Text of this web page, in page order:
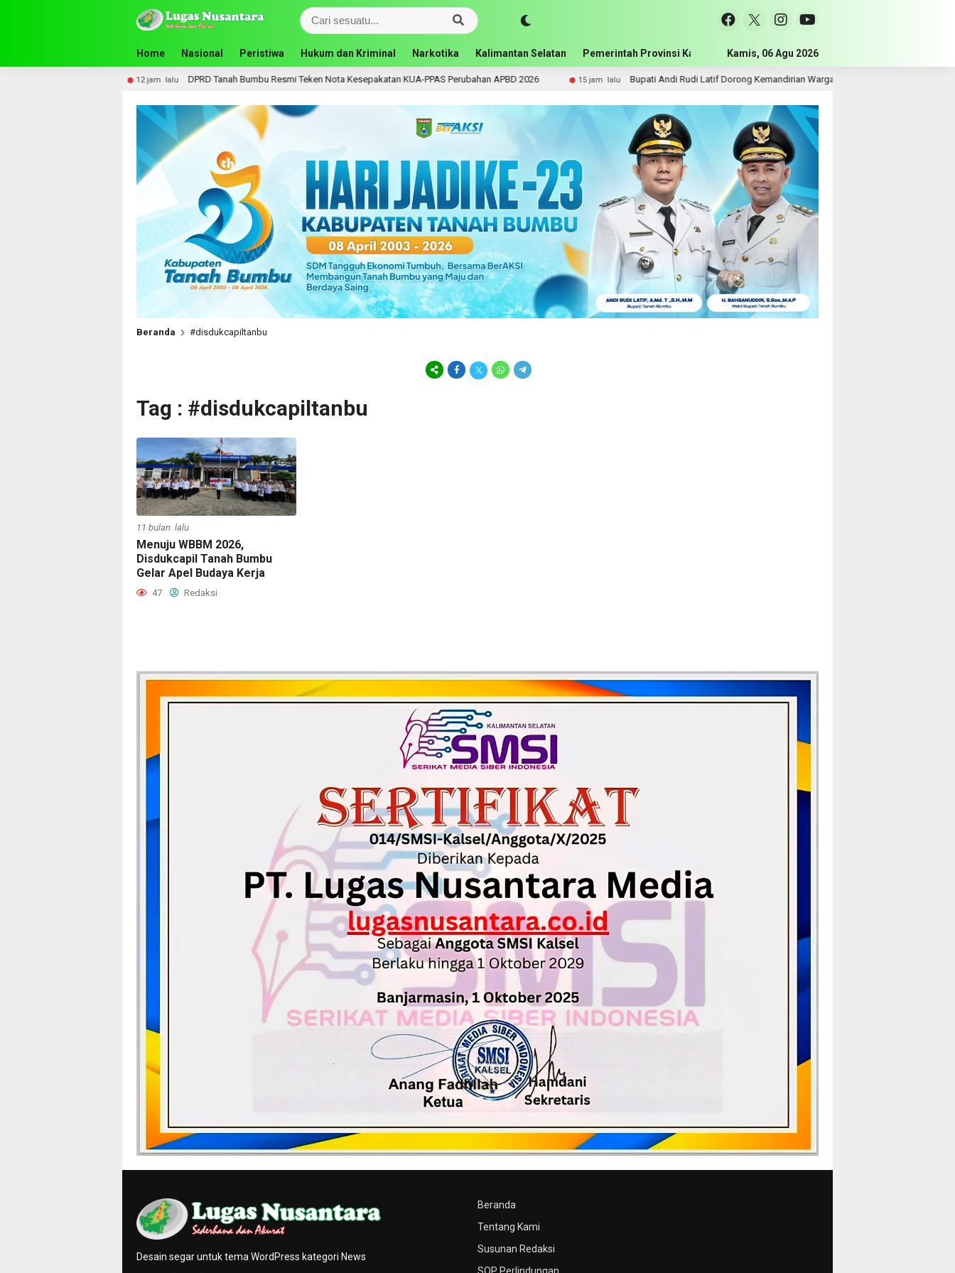
Home Nasional Peristiwa Hukum dan Kriminal Narkotika Kalimantan Selatan Pemerintah Provinsi Kalimantan Selatan Pemerintah Kabupaten Tanah
Kamis, 06 Agu 2026
12 jam lalu DPRD Tanah Bumbu Resmi Teken Nota Kesepakatan KUA-PPAS Perubahan APBD 2026 15 jam lalu Bupati Andi Rudi Latif Dorong Kemandirian Warga Lewat Bantuan Usaha Ekonomi
Beranda #disdukcapiltanbu
Tag : #disdukcapiltanbu
11 bulan lalu
Menuju WBBM 2026,
Disdukcapil Tanah Bumbu
Gelar Apel Budaya Kerja
47 Redaksi
Beranda
Tentang Kami
Susunan Redaksi
SOP Perlindungan
Desain segar untuk tema WordPress kategori News